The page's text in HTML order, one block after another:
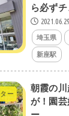
ら必ずチ
2021.06.29
埼玉県
新座駅
ー
朝霞の川
が！園